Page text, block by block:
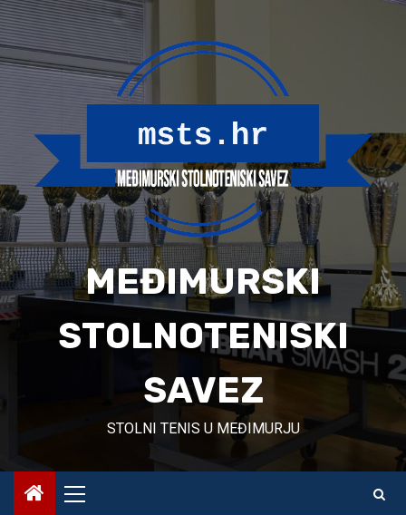
Skip
to
content
MEĐIMURSKI
STOLNOTENISKI
SAVEZ
STOLNI TENIS U MEĐIMURJU
Primary